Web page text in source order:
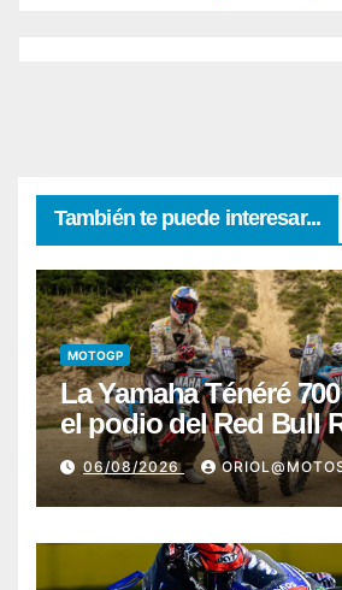
También te puede interesar...
MOTOGP
La Yamaha Ténéré
el podio del Red Bull
2026 con Pol Tarrés
06/08/2026